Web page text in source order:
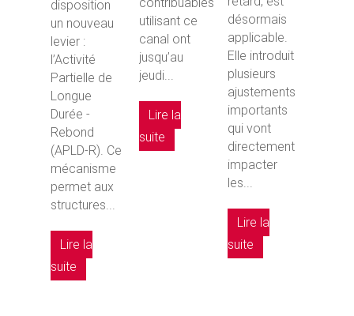
disposition
un nouveau
levier :
l’Activité
Partielle de
Longue
Durée -
Rebond
(APLD-R). Ce
mécanisme
permet aux
structures...
Lire la
suite
contribuables
utilisant ce
canal ont
jusqu’au
jeudi...
Lire la
suite
désormais
applicable.
Elle introduit
plusieurs
ajustements
importants
qui vont
directement
impacter
les...
Lire la
suite